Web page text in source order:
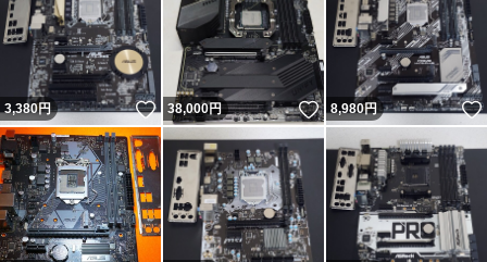
3,380円 いいね！
38,000円 いいね！
8,980円